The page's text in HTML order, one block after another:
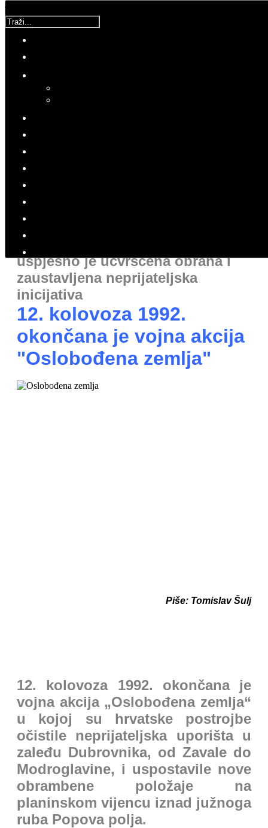
Traži...
Molimo ocijenite
POVIJEST
HRVATSKA KROZ POVIJEST
uspješno je učvršćena obrana i
zaustavljena neprijateljska
inicijativa
12. kolovoza 1992.
okončana je vojna akcija
"Oslobođena zemlja"
Piše: Tomislav Šulj
12. kolovoza 1992. okončana je
vojna akcija „Oslobođena zemlja“
u kojoj su hrvatske postrojbe
očistile neprijateljska uporišta u
zaleđu Dubrovnika, od Zavale do
Modroglavine, i uspostavile nove
obrambene položaje na
planinskom vijencu iznad južnoga
ruba Popova polja.